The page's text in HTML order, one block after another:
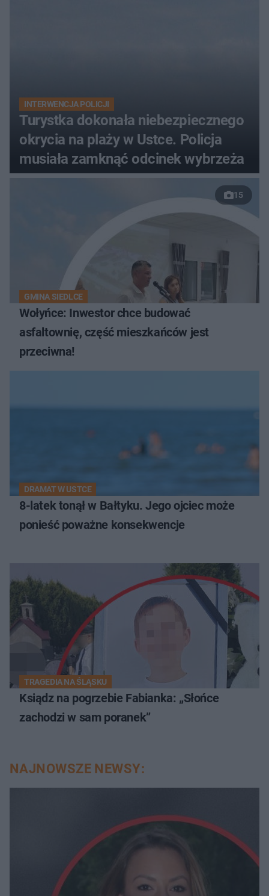
INTERWENCJA POLICJI
Turystka dokonała niebezpiecznego
okrycia na plaży w Ustce. Policja
musiała zamknąć odcinek wybrzeża
15
GMINA SIEDLCE
Wołyńce: Inwestor chce budować
asfaltownię, część mieszkańców jest
przeciwna!
DRAMAT W USTCE
8-latek tonął w Bałtyku. Jego ojciec może
ponieść poważne konsekwencje
TRAGEDIA NA ŚLĄSKU
Ksiądz na pogrzebie Fabianka: „Słońce
zachodzi w sam poranek”
NAJNOWSZE NEWSY: